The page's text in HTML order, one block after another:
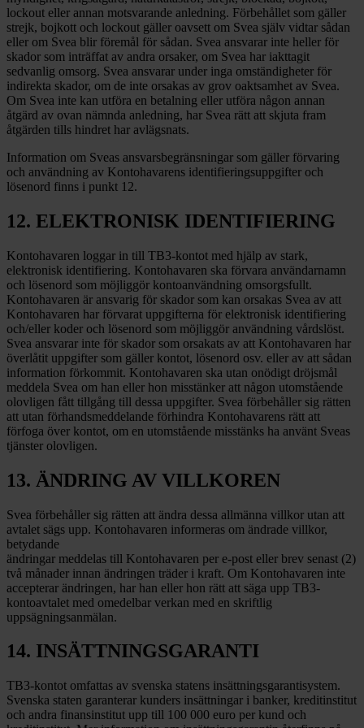
lockout eller annan motsvarande anledning. Förbehållet som gäller
strejk, bojkott och lockout gäller oavsett om Svea själv vidtar sådan
eller om Svea blir föremål för sådan. Svea ansvarar inte heller för
skador som inträffat av andra orsaker, om Svea har iakttagit
sedvanlig omsorg. Svea ansvarar under inga omständigheter för
indirekta skador, om de inte orsakas av grov oaktsamhet av Svea.
Om Svea inte kan utföra en betalning eller utföra någon annan
åtgärd av ovan nämnda anledning, har Svea rätt att skjuta fram
åtgärden tills hindret har avlägsnats.
Information om Sveas ansvarsbegränsningar som gäller förvaring
och användning av Kontohavarens identifieringsuppgifter och
lösenord finns i punkt 12.
12. ELEKTRONISK IDENTIFIERING
Kontohavaren loggar in till TB3-kontot med hjälp av stark,
elektronisk identifiering. Kontohavaren ska förvara användarnamn
och lösenord som möjliggör kontoanvändning omsorgsfullt.
Kontohavaren är ansvarig för skador som kan orsakas Svea av att
Kontohavaren har förvarat uppgifterna för elektronisk identifiering
och/eller koder och lösenord som möjliggör användning vårdslöst.
Svea ansvarar inte för skador som orsakats av att Kontohavaren har
överlåtit uppgifter som gäller kontot, lösenord osv. eller av att sådan
information förkommit. Kontohavaren ska utan onödigt dröjsmål
meddela Svea om han eller hon misstänker att någon utomstående
olovligen fått tillgång till dessa uppgifter. Svea förbehåller sig rätten
att utan förhandsmeddelande förhindra Kontohavarens rätt att
förfoga över kontot, om en utomstående misstänks ha använt Sveas
tjänster olovligen.
13. ÄNDRING AV VILLKOREN
Svea förbehåller sig rätten att ändra dessa allmänna villkor utan att
avtalet sägs upp. Kontohavaren informeras om ändrade villkor,
betydande
ändringar meddelas till Kontohavaren per e-post eller brev senast (2)
två månader innan ändringen träder i kraft. Om Kontohavaren inte
accepterar ändringen, har han eller hon rätt att säga upp TB3-
kontoavtalet med omedelbar verkan med en skriftlig
uppsägningsanmälan.
14. INSÄTTNINGSGARANTI
TB3-kontot omfattas av svenska statens insättningsgarantisystem.
Svenska staten garanterar kunders insättningar i banker, kreditinstitut
och andra finansinstitut upp till 100 000 euro per kund och